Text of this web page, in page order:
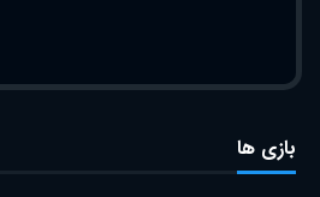
بازی ها